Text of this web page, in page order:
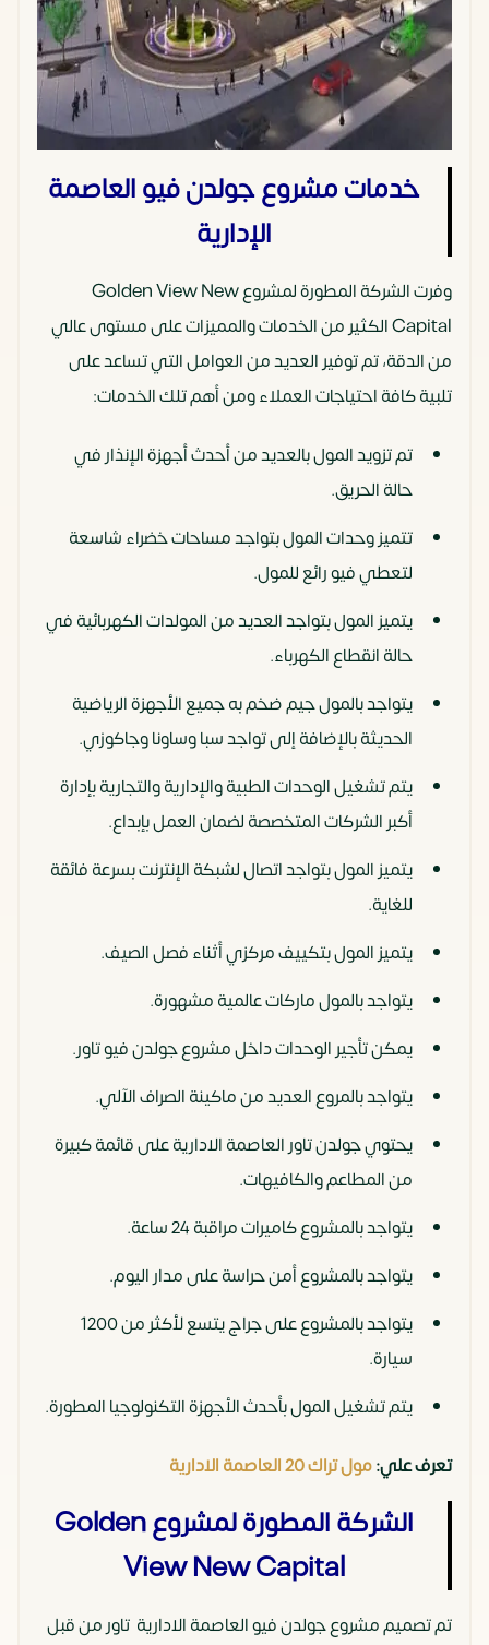
خدمات مشروع جولدن فيو العاصمة
الإدارية
وفرت الشركة المطورة لمشروع Golden View New
Capital الكثير من الخدمات والمميزات على مستوى عالي
من الدقة، تم توفير العديد من العوامل التي تساعد على
تلبية كافة احتياجات العملاء ومن أهم تلك الخدمات:
تم تزويد المول بالعديد من أحدث أجهزة الإنذار في
حالة الحريق.
تتميز وحدات المول بتواجد مساحات خضراء شاسعة
لتعطي فيو رائع للمول.
يتميز المول بتواجد العديد من المولدات الكهربائية في
حالة انقطاع الكهرباء.
يتواجد بالمول جيم ضخم به جميع الأجهزة الرياضية
الحديثة بالإضافة إلى تواجد سبا وساونا وجاكوزي.
يتم تشغيل الوحدات الطبية والإدارية والتجارية بإدارة
أكبر الشركات المتخصصة لضمان العمل بإبداع.
يتميز المول بتواجد اتصال لشبكة الإنترنت بسرعة فائقة
للغاية.
يتميز المول بتكييف مركزي أثناء فصل الصيف.
يتواجد بالمول ماركات عالمية مشهورة.
يمكن تأجير الوحدات داخل مشروع جولدن فيو تاور.
يتواجد بالمروع العديد من ماكينة الصراف الآلي.
يحتوي جولدن تاور العاصمة الادارية على قائمة كبيرة
من المطاعم والكافيهات.
يتواجد بالمشروع كاميرات مراقبة 24 ساعة.
يتواجد بالمشروع أمن حراسة على مدار اليوم.
يتواجد بالمشروع على جراج يتسع لأكثر من 1200
سيارة.
يتم تشغيل المول بأحدث الأجهزة التكنولوجيا المطورة.
تعرف علي:مول تراك 20 العاصمة الادارية
الشركة المطورة لمشروع Golden
View New Capital
تم تصميم مشروع جولدن فيو العاصمة الادارية تاور من قبل